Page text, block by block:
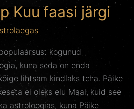
Kuu faasi järgi
kogunud
kuna seda on enda
lihtsam kindlaks teha. Päike
ei oleks elu Maal, kuid see
astroloogias, kuna Päike